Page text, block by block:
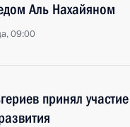
Аль Нахайяном
09:00
принял